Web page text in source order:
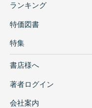
ランキング
特価図書
特集
書店様へ
著者ログイン
会社案内